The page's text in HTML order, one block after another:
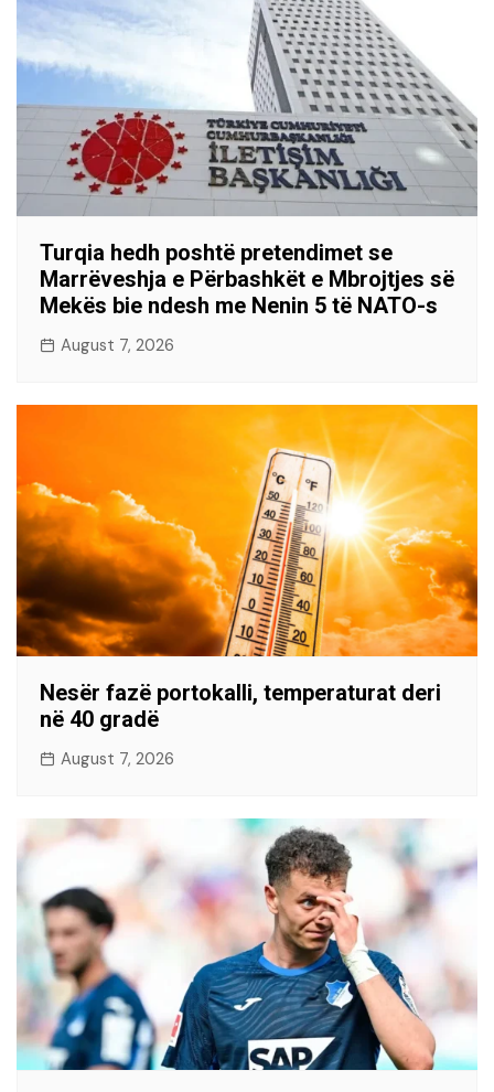
Turqia hedh poshtë pretendimet se
Marrëveshja e Përbashkët e Mbrojtjes së
Mekës bie ndesh me Nenin 5 të NATO-s
August 7, 2026
Nesër fazë portokalli, temperaturat deri
në 40 gradë
August 7, 2026